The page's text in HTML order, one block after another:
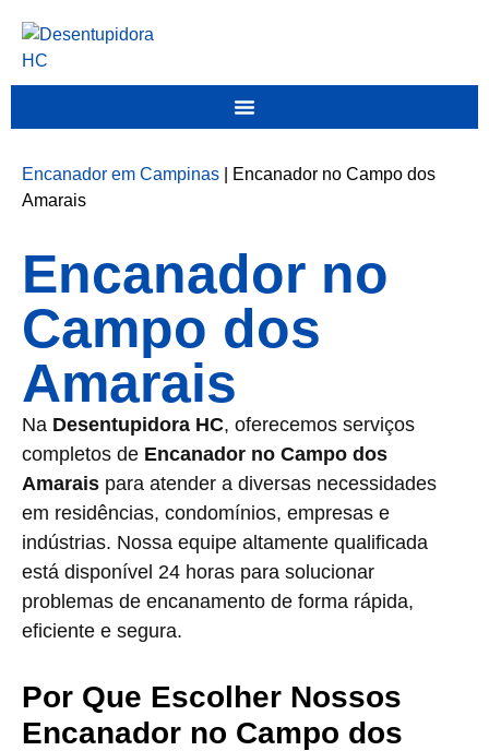
Encanador em Campinas
Encanador no Campo dos
Amarais
Encanador no
Campo dos
Amarais
Na Desentupidora HC, oferecemos serviços
completos de Encanador no Campo dos
Amarais para atender a diversas necessidades
em residências, condomínios, empresas e
indústrias. Nossa equipe altamente qualificada
está disponível 24 horas para solucionar
problemas de encanamento de forma rápida,
eficiente e segura.
Por Que Escolher Nossos
Encanador no Campo dos